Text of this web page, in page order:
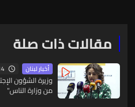
مقالات ذات صلة
أخبار لبنان
وزيرة الشؤون
من وزارة الناس"